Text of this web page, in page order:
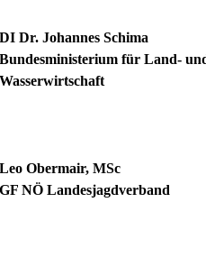
DI Dr. Johannes Schima
Bundesministerium für Land-
Wasserwirtschaft
Leo Obermair, MSc
GF NÖ Landesjagdverband